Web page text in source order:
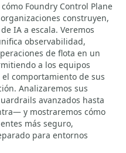
Foundry Control Plane
construyen,
IA a escala. Veremos
observabilidad,
de flota en un
a los equipos
comportamiento de sus
Analizaremos sus
avanzados hasta
y mostraremos cómo
más seguro,
para entornos